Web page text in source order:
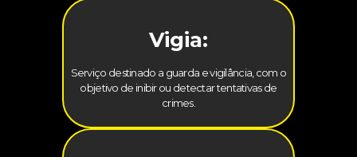
Vigia:
Serviço destinado a guarda e vigilância, com o
objetivo de inibir ou detectar tentativas de
crimes.